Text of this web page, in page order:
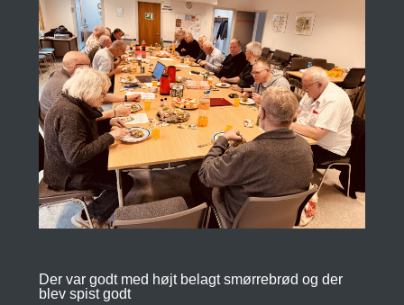
Der var godt med højt belagt smørrebrød og der
blev spist godt